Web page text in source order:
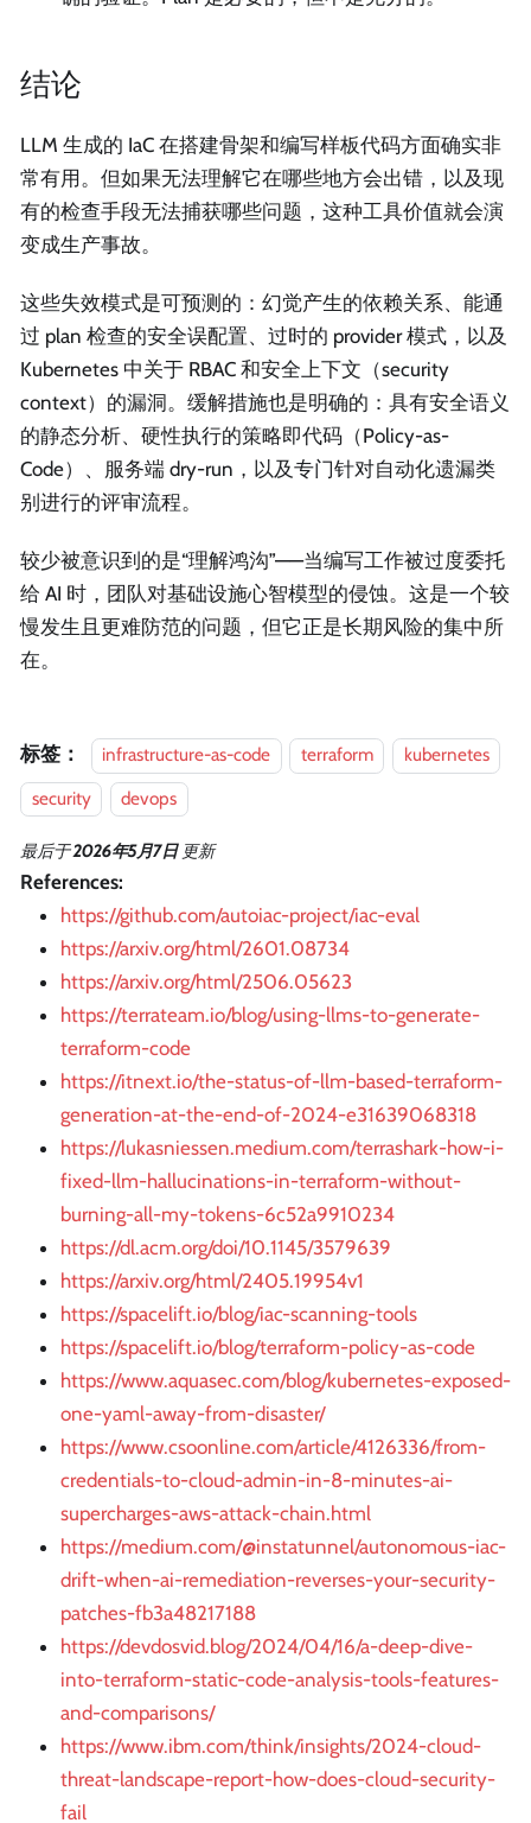
结论
LLM 生成的 IaC 在搭建骨架和编写样板代码方面确实非
常有用。但如果无法理解它在哪些地方会出错，以及现
有的检查手段无法捕获哪些问题，这种工具价值就会演
变成生产事故。
这些失效模式是可预测的：幻觉产生的依赖关系、能通
过 plan 检查的安全误配置、过时的 provider 模式，以及
Kubernetes 中关于 RBAC 和安全上下文（security
context）的漏洞。缓解措施也是明确的：具有安全语义
的静态分析、硬性执行的策略即代码（Policy-as-
Code）、服务端 dry-run，以及专门针对自动化遗漏类
别进行的评审流程。
较少被意识到的是“理解鸿沟”——当编写工作被过度委托
给 AI 时，团队对基础设施心智模型的侵蚀。这是一个较
慢发生且更难防范的问题，但它正是长期风险的集中所
在。
标签： infrastructure-as-code terraform
kubernetes
security
devops
最后于2026年5月7日 更新
References:
https://github.com/autoiac-project/iac-eval
https://arxiv.org/html/2601.08734
https://arxiv.org/html/2506.05623
https://terrateam.io/blog/using-llms-to-generate-
terraform-code
https://itnext.io/the-status-of-llm-based-terraform-
generation-at-the-end-of-2024-e31639068318
https://lukasniessen.medium.com/terrashark-how-i-
fixed-llm-hallucinations-in-terraform-without-
burning-all-my-tokens-6c52a9910234
https://dl.acm.org/doi/10.1145/3579639
https://arxiv.org/html/2405.19954v1
https://spacelift.io/blog/iac-scanning-tools
https://spacelift.io/blog/terraform-policy-as-code
https://www.aquasec.com/blog/kubernetes-exposed-
one-yaml-away-from-disaster/
https://www.csoonline.com/article/4126336/from-
credentials-to-cloud-admin-in-8-minutes-ai-
supercharges-aws-attack-chain.html
https://medium.com/@instatunnel/autonomous-iac-
drift-when-ai-remediation-reverses-your-security-
patches-fb3a48217188
https://devdosvid.blog/2024/04/16/a-deep-dive-
into-terraform-static-code-analysis-tools-features-
and-comparisons/
https://www.ibm.com/think/insights/2024-cloud-
threat-landscape-report-how-does-cloud-security-
fail